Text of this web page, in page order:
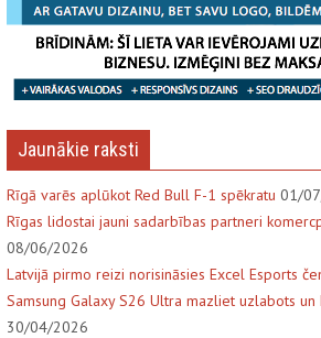
Jaunākie raksti
Rīgā varēs aplūkot Red Bull F-1 spēkratu 01/
Rīgas lidostai jauni sadarbības partneri
08/06/2026
Latvijā pirmo reizi norisināsies Excel Esports
Samsung Galaxy S26 Ultra mazliet uzlabots un
30/04/2026